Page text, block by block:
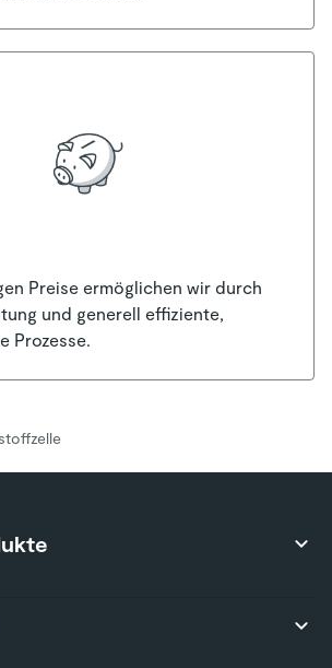
Preise ermöglichen wir durch
und generell effiziente,
Prozesse.